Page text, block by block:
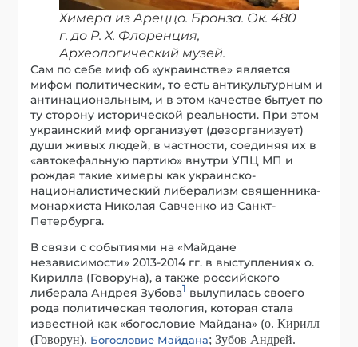
Химера из Ареццо. Бронза. Ок. 480
г. до Р. Х. Флоренция,
Археологический музей.
Сам по себе миф об «украинстве» является
мифом политическим, то есть антикультурным и
антинациональным, и в этом качестве бытует по
ту сторону исторической реальности. При этом
украинский миф организует (дезорганизует)
души живых людей, в частности, соединяя их в
«автокефальную партию» внутри УПЦ МП и
рождая такие химеры как украинско-
националистический либерализм священника-
монархиста Николая Савченко из Санкт-
Петербурга.
В связи с событиями на «Майдане
независимости» 2013-2014 гг. в выступлениях о.
Кирилла (Говоруна), а также российского
либерала Андрея Зубова1 вылупилась своего
рода политическая теология, которая стала
известной как «богословие Майдана» (о. Кирилл
(Говорун). Богословие Майдана; Зубов Андрей.